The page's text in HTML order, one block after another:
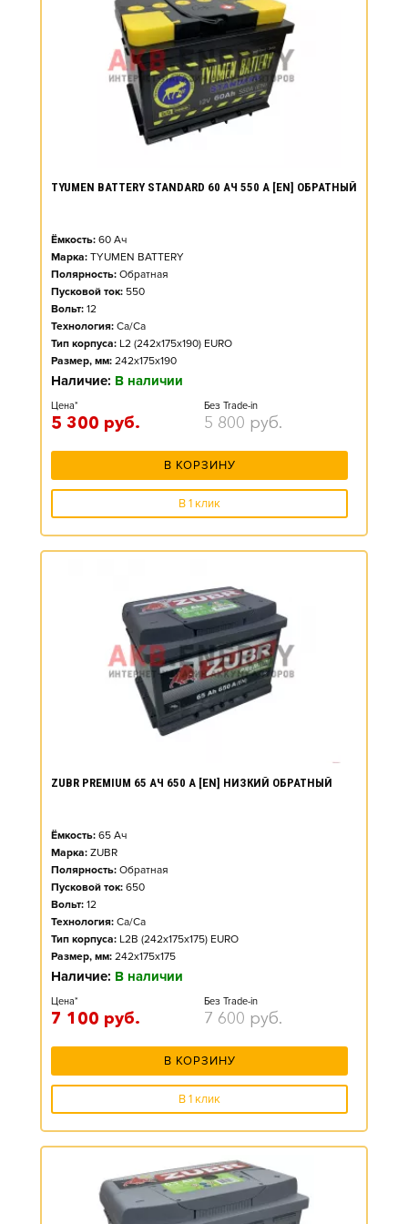
TYUMEN BATTERY STANDARD 60 АЧ 550 А [EN] ОБРАТНЫЙ
Ёмкость: 60 Ач
Марка: TYUMEN BATTERY
Полярность: Обратная
Пусковой ток: 550
Вольт: 12
Технология: Ca/Ca
Тип корпуса: L2 (242x175x190) EURO
Размер, мм: 242x175x190
Наличие: В наличии
Цена*
5 300 руб.
Без Trade-in
5 800 руб.
В КОРЗИНУ
В 1 клик
ZUBR PREMIUM 65 АЧ 650 А [EN] НИЗКИЙ ОБРАТНЫЙ
Ёмкость: 65 Ач
Марка: ZUBR
Полярность: Обратная
Пусковой ток: 650
Вольт: 12
Технология: Ca/Ca
Тип корпуса: L2B (242x175x175) EURO
Размер, мм: 242x175x175
Наличие: В наличии
Цена*
7 100 руб.
Без Trade-in
7 600 руб.
В КОРЗИНУ
В 1 клик